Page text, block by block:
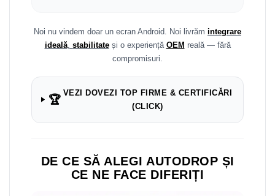
Porsche
Dodge
Navigații auto universale
Navigații universale 2DIN
Noi nu vindem doar un ecran Android. Noi livrăm integrare
ideală, stabilitateși o experiență OEM reală — fără
compromisuri.
🏆
VEZI DOVEZI TOP FIRME & CERTIFICĂRI
(CLICK)
DE CE SĂ ALEGI AUTODROP ȘI
CE NE FACE DIFERIȚI